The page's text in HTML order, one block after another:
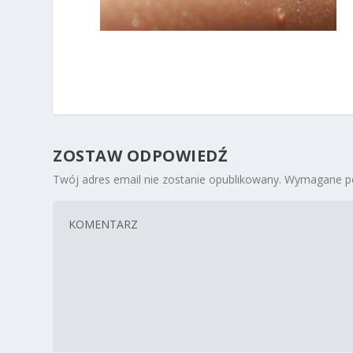
ZOSTAW ODPOWIEDŹ
Twój adres email nie zostanie opublikowany. Wymagane